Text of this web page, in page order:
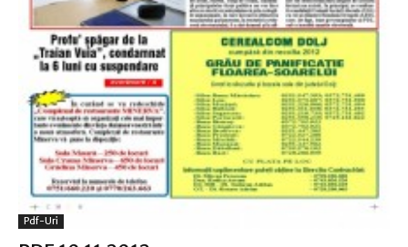
Pdf-Uri